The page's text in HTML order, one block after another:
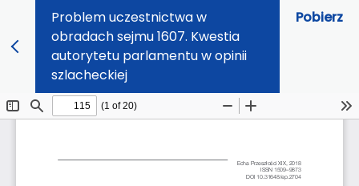
Problem uczestnictwa w
obradach sejmu 1607. Kwestia
autorytetu parlamentu w opinii
szlacheckiej
Pobierz